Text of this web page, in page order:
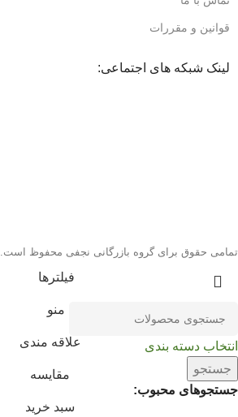
قوانین و مقررات
لینک شبکه های اجتماعی:
تمامی حقوق برای گروه بازرگانی نجفی محفوظ است.
انتخاب دسته بندی
جستجو
جستجوهای محبوب:
فیلترها
منو
علاقه مندی
مقایسه
سبد خرید